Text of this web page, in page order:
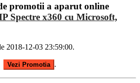
promotii a aparut online
Spectre x360 cu Microsoft,
2018-12-03 23:59:00.
Vezi Promotia .